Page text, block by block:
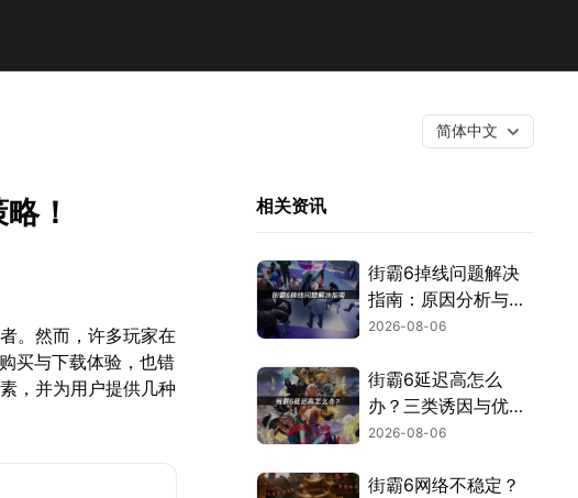
简体中文
！
。然而，许多玩家在
买与下载体验，也错
，并为用户提供几种
相关资讯
街霸6掉线问题解决
指南：原因分析与网
络优化技巧！
2026-08-06
街霸6延迟高怎么
办？三类诱因与优化
解决方案！
2026-08-06
街霸6网络不稳定？